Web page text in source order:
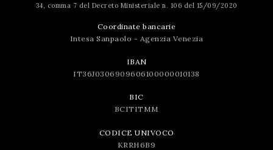
34, comma 7 del Decreto Ministeriale n. 106 del 15/09/2020
Coordinate bancarie
Intesa Sanpaolo - Agenzia Venezia
IBAN
IT36J0306909606100000010138
BIC
BCITITMM
CODICE UNIVOCO
KRRH6B9